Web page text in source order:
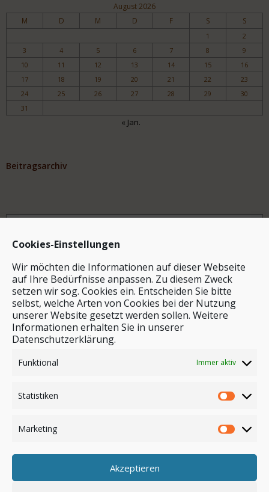
Cookies-Einstellungen
Wir möchten die Informationen auf dieser Webseite
auf Ihre Bedürfnisse anpassen. Zu diesem Zweck
setzen wir sog. Cookies ein. Entscheiden Sie bitte
selbst, welche Arten von Cookies bei der Nutzung
unserer Website gesetzt werden sollen. Weitere
Informationen erhalten Sie in unserer
Datenschutzerklärung.
Funktional Immer aktiv
Statistiken
Marketing
Akzeptieren
August 2026
M D M D F S S
1
2
3
4 5 6 7 8
9
10
11 12 13 14 15
16
17
18 19 20 21 22
23
24
25 26 27 28 29
30
31
« Jan.
Beitragsarchiv
Archiv
Stichwortsuche
Anmelden